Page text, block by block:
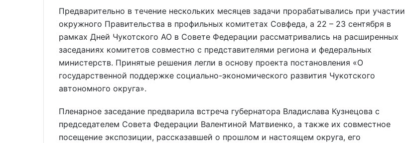
Предварительно в течение нескольких месяцев задачи прорабатывались при участии
окружного Правительства в профильных комитетах Совфеда, а 22 – 23 сентября в
рамках Дней Чукотского АО в Совете Федерации рассматривались на расширенных
заседаниях комитетов совместно с представителями региона и федеральных
министерств. Принятые решения легли в основу проекта постановления «О
государственной поддержке социально-экономического развития Чукотского
автономного округа».
Пленарное заседание предварила встреча губернатора Владислава Кузнецова с
председателем Совета Федерации Валентиной Матвиенко, а также их совместное
посещение экспозиции, рассказавшей о прошлом и настоящем округа, его